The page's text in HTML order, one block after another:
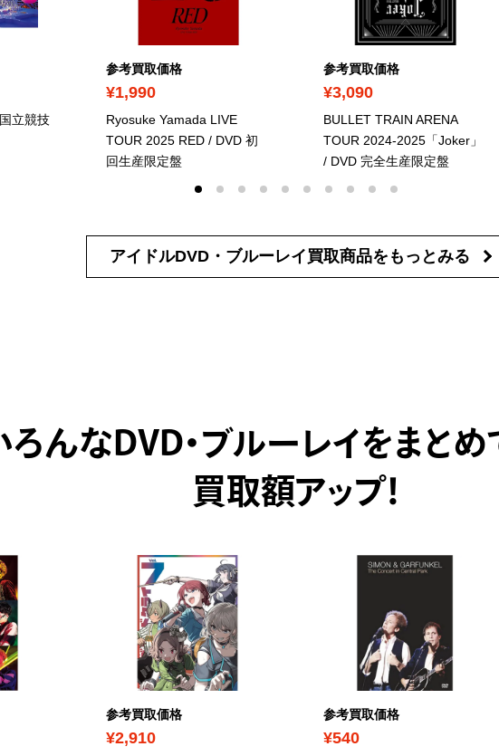
立競技
参考買取価格
¥1,990
Ryosuke Yamada LIVE
TOUR 2025 RED / DVD 初
回生産限定盤
参考買取価格
¥3,090
BULLET TRAIN ARENA
TOUR 2024-2025「Joker」
/ DVD 完全生産限定盤
アイドルDVD・ブルーレイ買取商品を もっとみる
ろんなDVD・ブルーレイをまとめ
買取額アップ！
参考買取価格
¥2,910
参考買取価格
¥540